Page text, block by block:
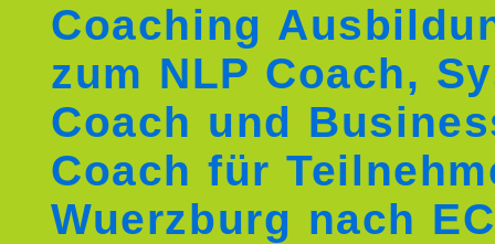
Coaching
zum NLP Coach,
Coach und
Coach für
Wuerzburg nach